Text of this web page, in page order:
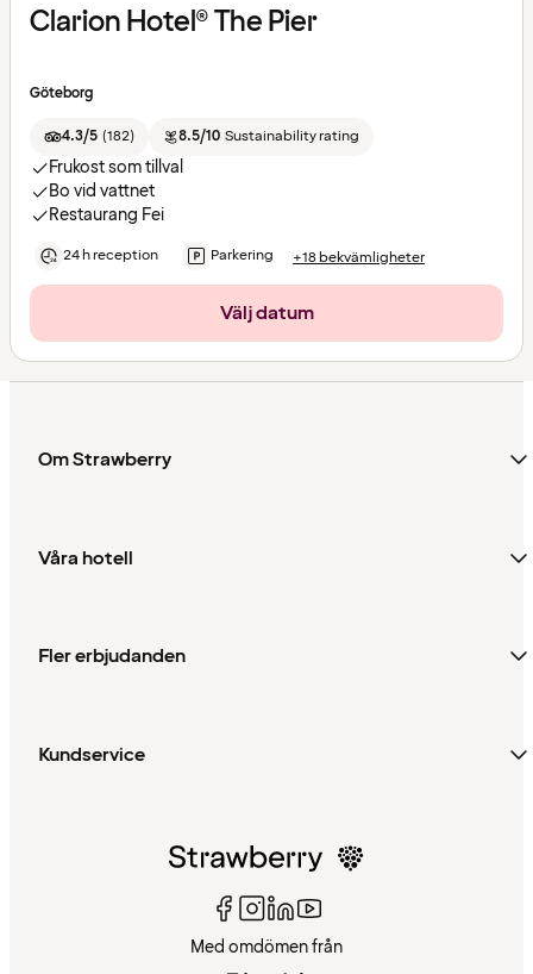
Clarion Hotel® The Pier
Göteborg
4.3/5 (182) 8.5/10 Sustainability rating
Frukost som tillval
Bo vid vattnet
Restaurang Fei
24 h reception Parkering +18 bekvämligheter
Välj datum
Om Strawberry
Våra hotell
Fler erbjudanden
Kundservice
Med omdömen från